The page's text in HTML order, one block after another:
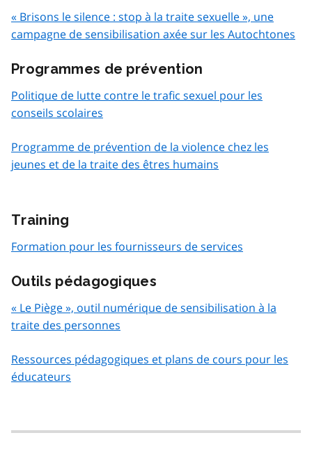
« Brisons le silence : stop à la traite sexuelle », une
campagne de sensibilisation axée sur les Autochtones
Programmes de prévention
Politique de lutte contre le trafic sexuel pour les
conseils scolaires
Programme de prévention de la violence chez les
jeunes et de la traite des êtres humains
Training
Formation pour les fournisseurs de services
Outils pédagogiques
« Le Piège », outil numérique de sensibilisation à la
traite des personnes
Ressources pédagogiques et plans de cours pour les
éducateurs